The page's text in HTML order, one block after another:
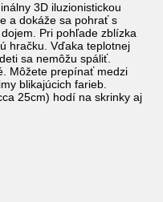
3D iluzionistickou
a dokáže sa pohrať s
Pri pohľade zblízka
hračku. Vďaka teplotnej
sa nemôžu spáliť.
Môžete prepínať medzi
blikajúcich farieb.
25cm) hodí na skrinky aj